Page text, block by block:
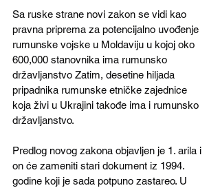
Sa ruske strane novi zakon se vidi kao
pravna priprema za potencijalno uvođenje
rumunske vojske u Moldaviju u kojoj oko
600,000 stanovnika ima rumunsko
državljanstvo Zatim, desetine hiljada
pripadnika rumunske etničke zajednice
koja živi u Ukrajini takođe ima i rumunsko
državljanstvo.
Predlog novog zakona objavljen je 1. arila i
on će zameniti stari dokument iz 1994.
godine koji je sada potpuno zastareo. U